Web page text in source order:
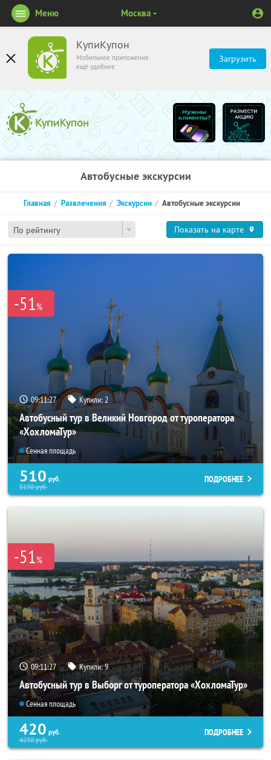
КупиКупон
Мобильное приложение
ещё удобнее
Загрузить
Меню Москва
Автобусные экскурсии
По рейтингу
Главная Развлечения Экскурсии Автобусные экскурсии
Показать на карте
-51%
09:11:26 Купили: 2
Автобусный тур в Великий Новгород от туроператора
«ХохломаТур»
Сенная площадь
510 руб.
5190руб.
ПОДРОБНЕЕ
-51%
09:11:26 Купили:9
Автобусный тур в Выборг от туроператора «ХохломаТур»
Сенная площадь
420 руб.
4230руб.
ПОДРОБНЕЕ